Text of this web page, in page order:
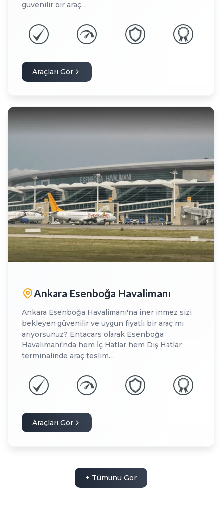
güvenilir bir araç…
Araçları Gör
Ankara Esenboğa Havalimanı
Ankara Esenboğa Havalimanı'na iner inmez sizi
bekleyen güvenilir ve uygun fiyatlı bir araç mı
arıyorsunuz? Entacars olarak Esenboğa
Havalimanı'nda hem İç Hatlar hem Dış Hatlar
terminalinde araç teslim…
Araçları Gör
+ Tümünü Gör